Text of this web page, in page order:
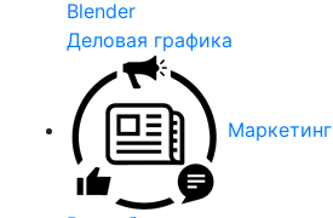
Blender
Деловая графика
Маркетинг